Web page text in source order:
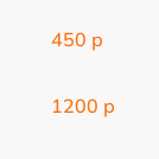
450 р
1200 р